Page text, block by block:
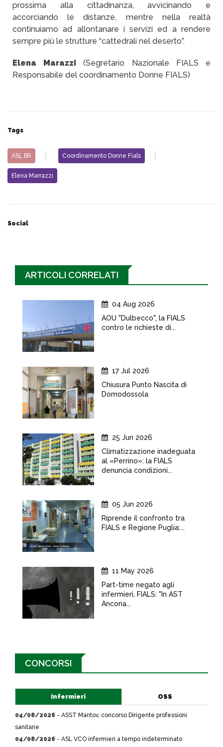
prossima alla cittadinanza, avvicinando e
accorciando le distanze, mentre nella realtà
continuiamo ad allontanare i servizi ed a rendere
sempre più le strutture “cattedrali nel deserto”.
Elena Marazzi (Segretario Nazionale FIALS e
Responsabile del coordinamento Donne FIALS)
Tags
ASL BR Coordinamento Donne Fials
Elena Marrazzi
Social
ARTICOLI CORRELATI
04 Aug 2026
AOU "Dulbecco", la FIALS
contro le richieste di...
17 Jul 2026
Chiusura Punto Nascita di
Domodossola
25 Jun 2026
Climatizzazione inadeguata
al «Perrino»: la FIALS
denuncia condizioni...
05 Jun 2026
Riprende il confronto tra
FIALS e Regione Puglia:...
11 May 2026
Part-time negato agli
infermieri, FIALS: "In AST
Ancona...
CONCORSI
Infermieri OSS
04/08/2026 - ASST Mantov, concorso Dirigente professioni
sanitarie
04/08/2026 - ASL VCO infermieri a tempo indeterminato